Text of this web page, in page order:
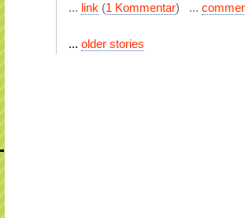
... link (1 Kommentar) ...
... older stories